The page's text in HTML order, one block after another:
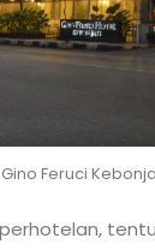
Gino Feruci